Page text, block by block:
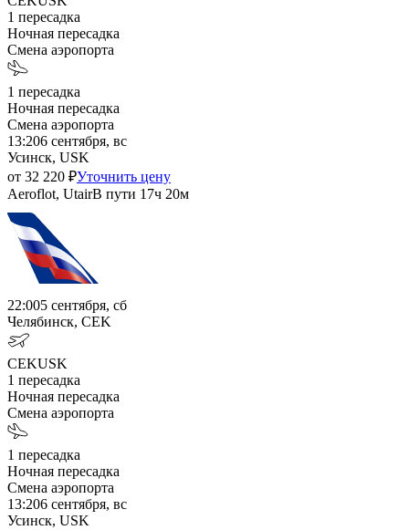
1 пересадка
Ночная пересадка
Смена аэропорта
1 пересадка
Ночная пересадка
Смена аэропорта
13:206 сентября, вс
Усинск, USK
от 32 220 ₽Уточнить цену
Aeroflot, UtairВ пути 17ч 20м
22:005 сентября, сб
Челябинск, CEK
CEKUSK
1 пересадка
Ночная пересадка
Смена аэропорта
1 пересадка
Ночная пересадка
Смена аэропорта
13:206 сентября, вс
Усинск, USK